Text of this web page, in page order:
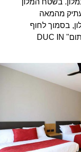
בשטח המלון
מהמאה
לחוף
הכנרת, נמצא גם מרכז רוחני "דוק אין אלתום" DUC IN